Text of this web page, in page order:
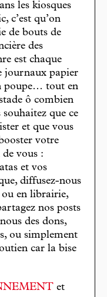
les kiosques
c’est qu’on
de bouts de
des
est chaque
journaux papier
poupe… tout en
ô combien
que ce
et que vous
votre
vous :
et vos
diffusez-nous
en librairie,
nos posts
des dons,
ou simplement
car la bise
et